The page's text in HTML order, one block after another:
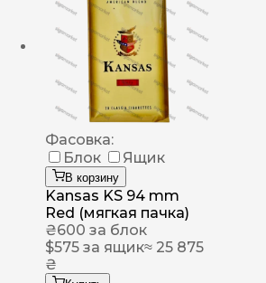
Фасовка:
Блок
Ящик
В корзину
Kansas KS 94 mm
Red (мягкая пачка)
₴600 за блок
$575 за ящик≈ 25 875
₴